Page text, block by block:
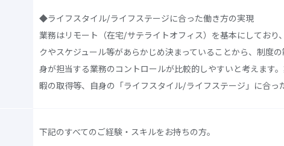
◆ライフスタイル/ライフステージに合った働き方の実現
業務はリモート（在宅/サテライトオフィス）を基本にしており
クやスケジュール等があらかじめ決まっていることから、制度
身が担当する業務のコントロールが比較的しやすいと考えます
暇の取得等、自身の「ライフスタイル/ライフステージ」に合っ
下記のすべてのご経験・スキルをお持ちの方。